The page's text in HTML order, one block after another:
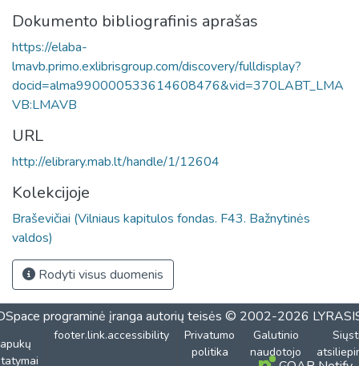
Dokumento bibliografinis aprašas
https://elaba-
lmavb.primo.exlibrisgroup.com/discovery/fulldisplay?
docid=alma990000533614608476&vid=370LABT_LMA
VB:LMAVB
URL
http://elibrary.mab.lt/handle/1/12604
Kolekcijoje
Braševičiai (Vilniaus kapitulos fondas. F43. Bažnytinės
valdos)
Rodyti visus duomenis
programinė įranga autorių teisės © 2002-2026
footer.link.accessibility
Privatumo
politika
Galutinio
naudotojo